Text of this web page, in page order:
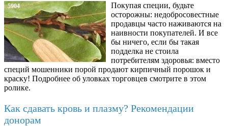
5904
Покупая специи, будьте
осторожны: недобросовестные
продавцы часто наживаются на
наивности покупателей. И все
бы ничего, если бы такая
подделка не стоила
потребителям здоровья: вместо
специй мошенники порой продают кирпичный порошок и
краску! Подробнее об уловках торговцев смотрите в этом
ролике.
Как сдавать кровь и плазму? Рекомендации
донорам